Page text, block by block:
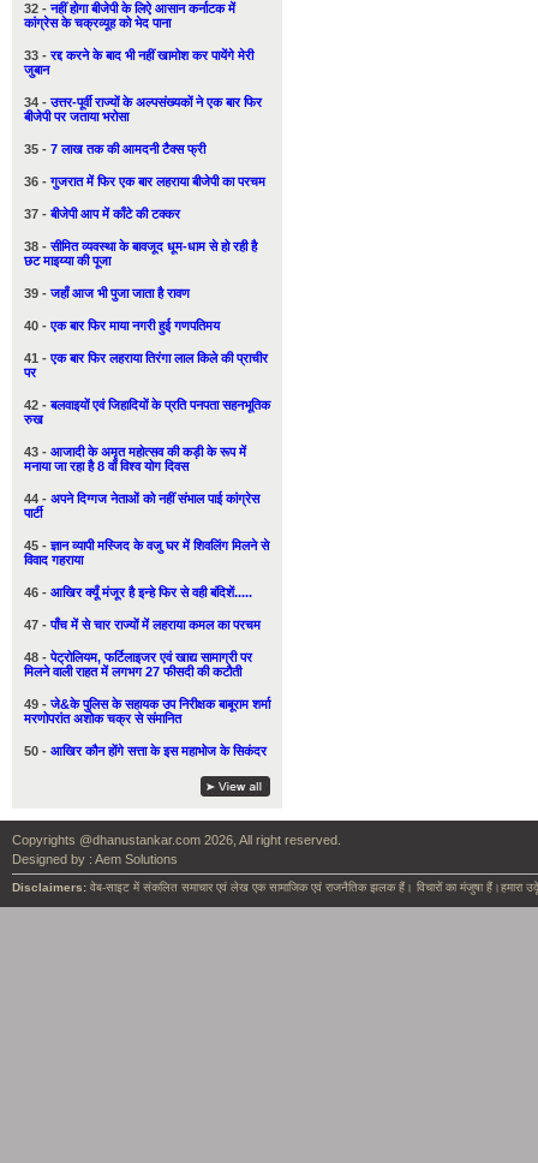
32 -नहीं होगा बीजेपी के लिऐ आसान कर्नाटक में
कांग्रेस के चक्रव्यूह को भेद पाना
33 -रद्द करने के बाद भी नहीं खामोश कर पायेंगे मेरी
जुबान
34 -उत्तर-पूर्वी राज्यों के अल्पसंख्यकों ने एक बार फिर
बीजेपी पर जताया भरोसा
35 - 7 लाख तक की आमदनी टैक्स फ्री
36 -गुजरात में फिर एक बार लहराया बीजेपी का परचम
37 -बीजेपी आप में काँटे की टक्कर
38 -सीमित व्यवस्था के बावजूद धूम-धाम से हो रही है
छट माइय्या की पूजा
39 -जहाँ आज भी पुजा जाता है रावण
40 -एक बार फिर माया नगरी हुई गणपतिमय
41 -एक बार फिर लहराया तिरंगा लाल किले की प्राचीर
पर
42 -बलवाइयों एवं जिहादियों के प्रति पनपता सहनभूतिक
रुख
43 - आजादी के अमृत महोत्सव की कड़ी के रूप में
मनाया जा रहा है 8 वाँ विश्व योग दिवस
44 - अपने दिग्गज नेताओं को नहीं संभाल पाई कांग्रेस
पार्टी
45 -ज्ञान व्यापी मस्जिद के वजु घर में शिवलिंग मिलने से
विवाद गहराया
46 - आखिर क्यूँ मंजूर है इन्हे फिर से वही बंदिशें.....
47 -पाँच में से चार राज्यों में लहराया कमल का परचम
48 -पेट्रोलियम, फर्टिलाइजर एवं खाद्य सामाग्री पर
मिलने वाली राहत में लगभग 27 फीसदी की कटौती
49 -जे&के पुलिस के सहायक उप निरीक्षक बाबूराम शर्मा
मरणोपरांत अशोक चक्र से संमानित
50 - आखिर कौन होंगे सत्ता के इस महाभोज के सिकंदर
Copyrights @dhanustankar.com 2026, All right reserved.
Designed by : Aem Solutions
Disclaimers: वेब-साइट में संकलित समाचार एवं लेख एक सामाजिक एवं राजनैतिक झलक हैं। विचारों का मंजुषा हैं।हमारा